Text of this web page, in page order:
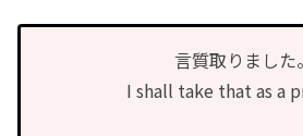
言質取りました。
I shall take that as a